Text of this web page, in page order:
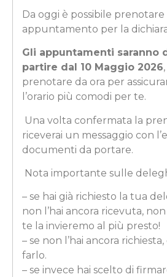
Da oggi è possibile
appuntamento per la
Gli appuntamenti saranno
partire dal 10 Maggio 2026
prenotare da ora per
l’orario più comodi per te.
Una volta confermata la
riceverai un messaggio con
documenti da portare.
Nota importante sulle
– se hai già richiesto la tua
non l’hai ancora ricevuta,
te la invieremo al più presto!
– se non l’hai ancora
farlo.
– se invece hai scelto di